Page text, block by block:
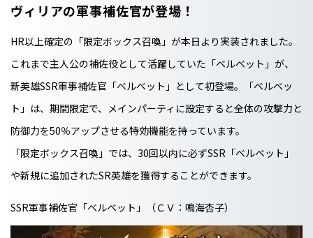
ヴィリアの軍事補佐官が登場！
HR以上確定の「限定ボックス召喚」が本日より実装されました。
これまで主人公の補佐役として活躍していた「ベルベット」が、
新英雄SSR軍事補佐官「ベルベット」として初登場。「ベルベッ
ト」は、期間限定で、メインパーティに設定すると全体の攻撃力と
防御力を50％アップさせる特効機能を持っています。
「限定ボックス召喚」では、30回以内に必ずSSR「ベルベット」
や新規に追加されたSR英雄を獲得することができます。
SSR軍事補佐官「ベルベット」（ＣＶ：鳴海杏子）